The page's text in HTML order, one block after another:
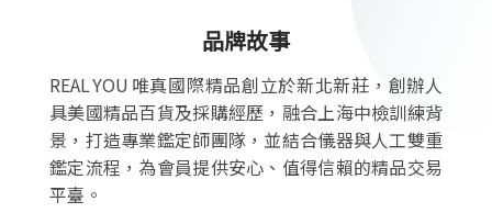
品牌故事
REAL YOU 唯真國際精品創立於新北新莊，創辦人
具美國精品百貨及採購經歷，融合上海中檢訓練背
景，打造專業鑑定師團隊，並結合儀器與人工雙重
鑑定流程，為會員提供安心、值得信賴的精品交易
平臺。